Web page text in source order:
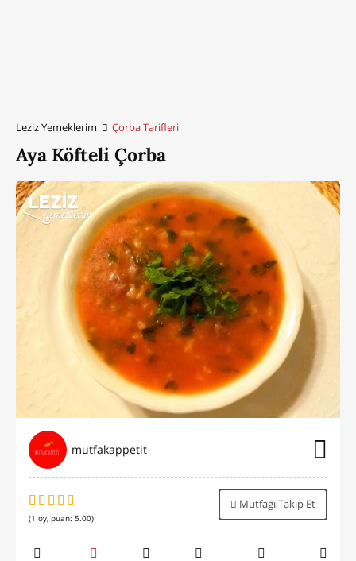
Leziz Yemeklerim Çorba Tarifleri
Aya Köfteli Çorba
mutfakappetit
(1 oy, puan: 5.00)
Mutfağı Takip Et